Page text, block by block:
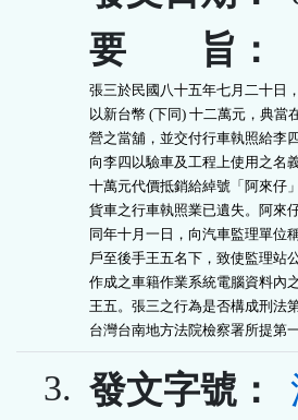
要 旨：
張三於民國八十五年七月二十日
以新台幣 (下同) 十二萬元，典
營之當舖，並交付行車執照給李
向李四以驗車及工程上使用之名
十萬元代價抵銷給綽號「阿來仔
貨車之行車執照業已遺失。阿來
同年十月一日，向汽車監理單位
戶至後手王五名下，致使監理站
作成之車籍作業系統電腦資料內
王五。張三之行為是否構成刑法
台灣台南地方法院檢察署所提第
3. 發文字號：